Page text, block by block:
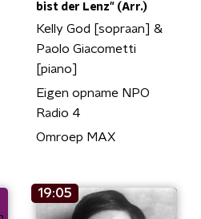
bist der Lenz" (Arr.)
Kelly God [sopraan] &
Paolo Giacometti
[piano]
Eigen opname NPO
Radio 4
Omroep MAX
19:05